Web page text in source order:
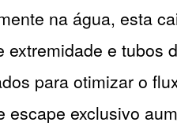
na água, esta
extremidade e tubos
para otimizar o
escape exclusivo